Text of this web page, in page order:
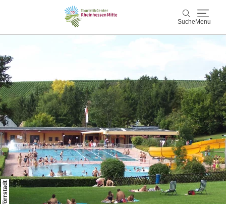
Suche Menu
Aktiv & Natur
Wein & Genuss
Kultur & Events
Service & Unterkünfte
Karte